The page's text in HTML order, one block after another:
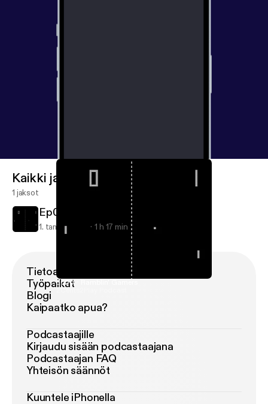
Ep00 - Ramblin' Gamers
Kaikki jaksot
1 jaksot
Ep00 - Ramblin' Gamers
1. tammi 2018 1 h 17 min
Tietoa Podimosta
Työpaikat
Blogi
Kaipaatko apua?
Podcastaajille
Kirjaudu sisään podcastaajana
Podcastaajan FAQ
Yhteisön säännöt
Kuuntele iPhonella